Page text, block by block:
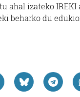
ahal izateko
beharko du